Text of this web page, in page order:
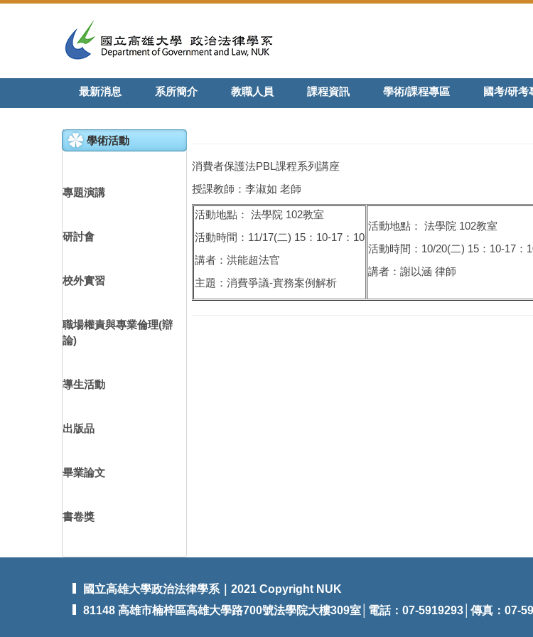
內
區
最新消息 系所簡介 教職人員 課程資訊 學術/課程專區 國考/研考
學術活動
專題演講
研討會
校外實習
職場權責與專業倫理(辯
論)
導生活動
出版品
畢業論文
書卷獎
消費者保護法PBL課程系列講座
授課教師：李淑如 老師
活動地點： 法學院 102教室
活動時間：11/17(二) 15：10-17：10
講者：洪能超法官
主題： 消費爭議-實務案例解析
活動地點： 法學院 102教室
活動時間：10/20(二) 15：10-17：
講者：謝以涵 律師
國立高雄大學政治法律學系｜2021 Copyright NUK
81148 高雄市楠梓區高雄大學路700號法學院大樓309室│電話：07-5919293│傳真：07-